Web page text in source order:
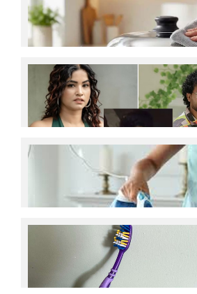
അടുക്കളയില്‍ പാത്രങ്ങള്‍ തുരുമ്പ്
പിടിക്കാതിരിക്കാന്‍ ; ഈ
പരീക്ഷിക്കൂ
ആരും ആരെയും തല്ലാനും
ഇടിപ്പിക്കാനും പാടില്ല എന്നാണ്
പറഞ്ഞതില്‍ ഇപ്പോളും
ചെയ്തവനെ ന്യായീകരിച്ചിട്ടില്ല;
പിന്തുണയുമായി ഭാര്യ അമേയ
ഇസ്തിരിപ്പെട്ടി
ലളിതമായ കാര്യങ്ങള്‍